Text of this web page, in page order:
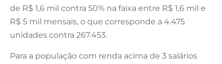
de R$ 1,6 mil contra 50% na faixa entre R$ 1,6 mil e
R$ 5 mil mensais, o que corresponde a 4.475
unidades contra 267.453.
Para a população com renda acima de 3 salários